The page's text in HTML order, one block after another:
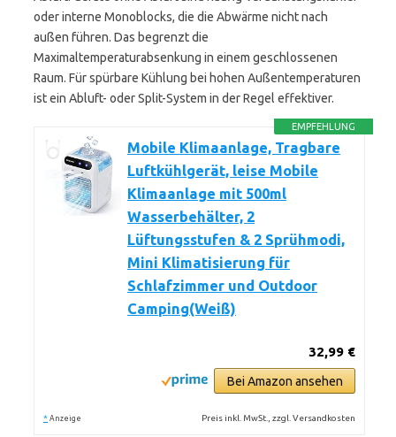
oder interne Monoblocks, die die Abwärme nicht nach
außen führen. Das begrenzt die
Maximaltemperaturabsenkung in einem geschlossenen
Raum. Für spürbare Kühlung bei hohen Außentemperaturen
ist ein Abluft- oder Split-System in der Regel effektiver.
EMPFEHLUNG
Mobile Klimaanlage, Tragbare
Luftkühlgerät, leise Mobile
Klimaanlage mit 500ml
Wasserbehälter, 2
Lüftungsstufen & 2 Sprühmodi,
Mini Klimatisierung für
Schlafzimmer und Outdoor
Camping(Weiß)
32,99 €
Bei Amazon ansehen
* Anzeige Preis inkl. MwSt., zzgl. Versandkosten